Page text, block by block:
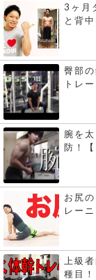
3ヶ月
と背
臀部
トレ
腕を
防！
お尻
レー
上級
種目